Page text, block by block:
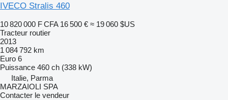
IVECO Stralis 460
10 820 000 F CFA 16 500 € ≈ 19 060 $US
Tracteur routier
2013
1 084 792 km
Euro 6
Puissance 460 ch (338 kW)
Italie, Parma
MARZAIOLI SPA
Contacter le vendeur